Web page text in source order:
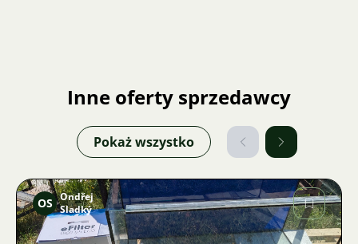
Inne oferty sprzedawcy
Pokaż wszystko
OS Ondřej
Sladký